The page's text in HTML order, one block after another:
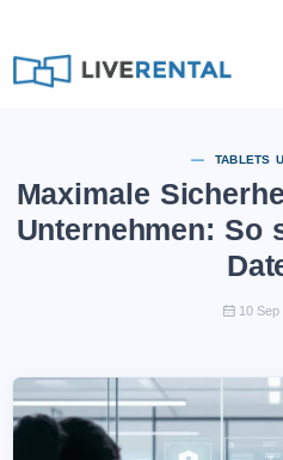
TABLETS
Maximale
Unternehmen: So
10